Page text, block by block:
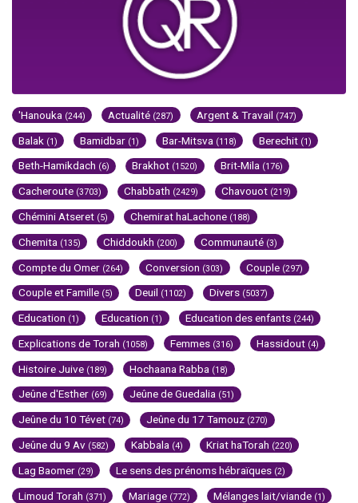
'Hanouka (244) Actualité (287) Argent & Travail (747)
Balak (1) Bamidbar (1) Bar-Mitsva (118) Berechit (1)
Beth-Hamikdach (6) Brakhot (1520) Brit-Mila (176)
Cacheroute (3703) Chabbath (2429) Chavouot (219)
Chémini Atseret (5) Chemirat haLachone (188)
Chemita (135) Chiddoukh (200) Communauté (3)
Compte du Omer (264) Conversion (303) Couple (297)
Couple et Famille (5) Deuil (1102) Divers (5037)
Education (1) Education (1) Education des enfants (244)
Explications de Torah (1058) Femmes (316) Hassidout (4)
Histoire Juive (189) Hochaana Rabba (18)
Jeûne d'Esther (69) Jeûne de Guedalia (51)
Jeûne du 10 Tévet (74) Jeûne du 17 Tamouz (270)
Jeûne du 9 Av (582) Kabbala (4) Kriat haTorah (220)
Lag Baomer (29) Le sens des prénoms hébraïques (2)
Limoud Torah (371) Mariage (772) Mélanges lait/viande (1)